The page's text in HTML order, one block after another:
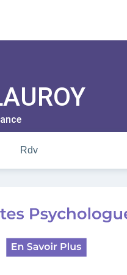
Rdv